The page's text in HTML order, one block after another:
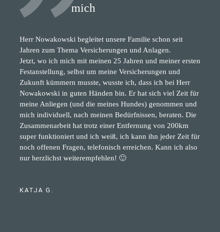
mich
Herr Nowakowski begleitet unsere Familie schon seit
Jahren zum Thema Versicherungen und Anlagen.
Jetzt, wo ich mich mit meinen 25 Jahren und meiner ersten
Festanstellung, selbst um meine Versicherungen und
Zukunft kümmern musste, wusste ich, dass ich bei Herr
Nowakowski in guten Händen bin. Er hat sich viel Zeit für
meine Anliegen (und die meines Hundes) genommen und
mich individuell, nach meinen Bedürfnissen, beraten. Die
Zusammenarbeit hat trotz einer Entfernung von 200km
super funktioniert und ich weiß, ich kann ihn jeder Zeit für
noch offenen Fragen, telefonisch erreichen. Kann ich also
nur herzlichst weiterempfehlen! 🙂
KATJA G.